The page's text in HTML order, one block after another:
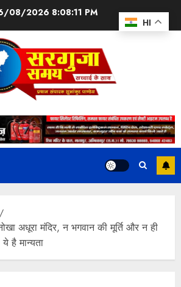
08/2026 8:08:11 PM
अधूरा मंदिर, न भगवान की मूर्ति और न ही
है मान्यता
HI